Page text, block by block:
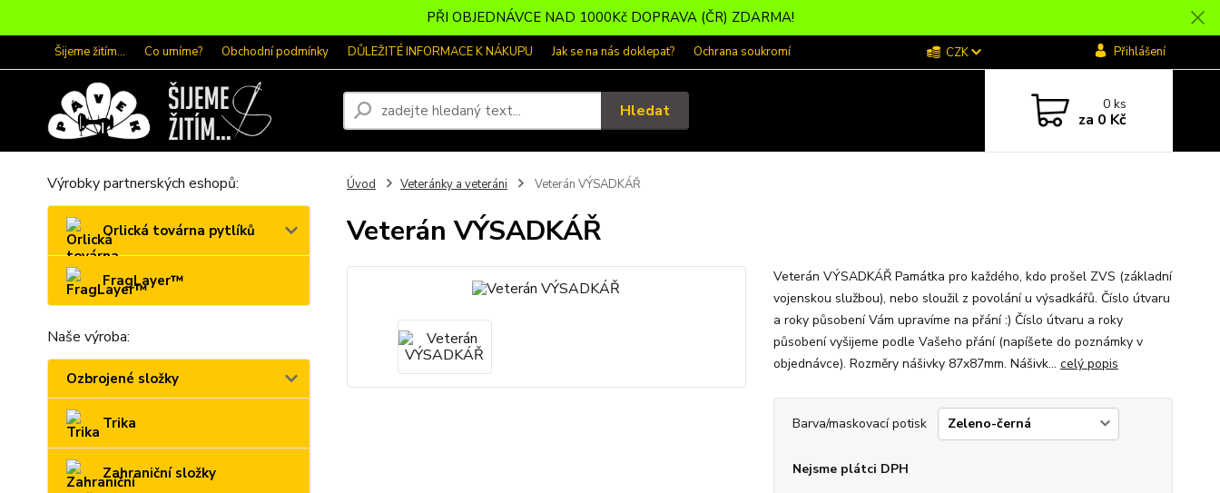
PŘI OBJEDNÁVCE NAD 1000Kč DOPRAVA (ČR) ZDARMA!
Šijeme žitím... Co umíme? Obchodní podmínky DŮLEŽITÉ INFORMACE K NÁKUPU Jak se na nás doklepat? Ochrana soukromí CZK Přihlášení
Hledat 0ks
za 0 Kč
Výrobky partnerských eshopů:
Orlická továrna pytlíků
FragLayer™
Naše výroba:
Ozbrojené složky
Trika
Zahraniční složky
Úvod Veteránky a veteráni Veterán VÝSADKÁŘ
Veterán VÝSADKÁŘ
Veterán VÝSADKÁŘ Památka pro každého, kdo prošel ZVS (základní
vojenskou službou), nebo sloužil z povolání u výsadkářů. Číslo útvaru
a roky působení Vám upravíme na přání :) Číslo útvaru a roky
působení vyšijeme podle Vašeho přání (napíšete do poznámky v
objednávce). Rozměry nášivky 87x87mm. Nášivk... celý popis
Barva/maskovací potisk
Nejsme plátci DPH